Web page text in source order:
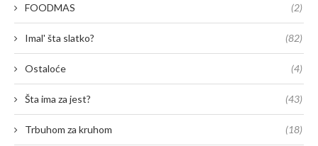
FOODMAS (2)
Imal' šta slatko? (82)
Ostaloće (4)
Šta ima za jest? (43)
Trbuhom za kruhom (18)